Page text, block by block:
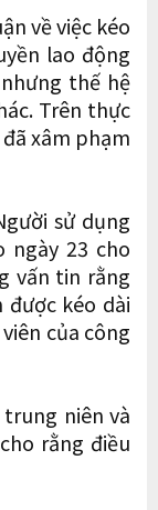
về việc kéo
lao động
thế hệ
Trên thực
xâm phạm
sử dụng
ngày 23 cho
vấn tin rằng
kéo dài
của công
niên và
rằng điều